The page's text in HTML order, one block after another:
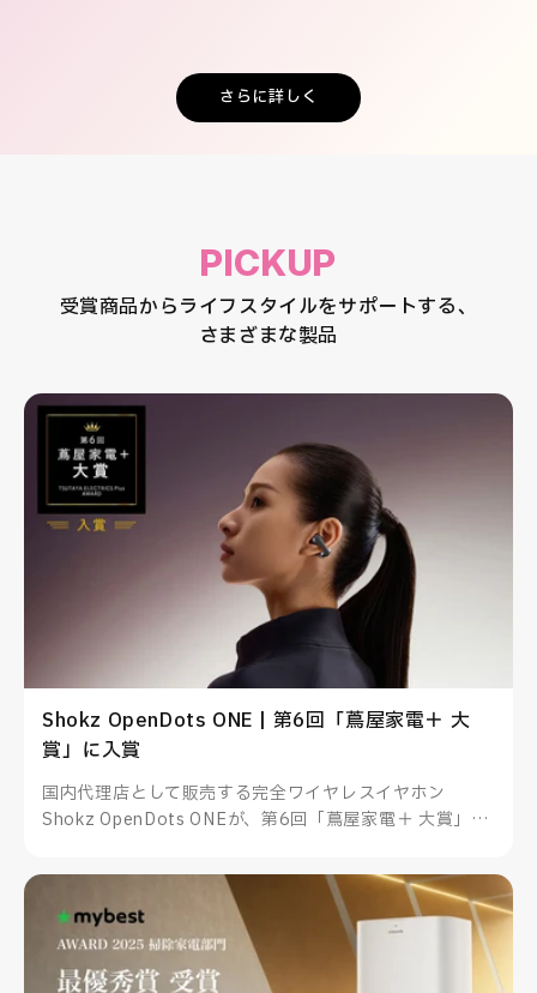
さらに詳しく
PICKUP
受賞商品からライフスタイルをサポートする、
さまざまな製品
Shokz OpenDots ONE | 第6回「蔦屋家電＋ 大
賞」に入賞
国内代理店として販売する完全ワイヤレスイヤホン
Shokz OpenDots ONEが、第6回「蔦屋家電＋ 大賞」に